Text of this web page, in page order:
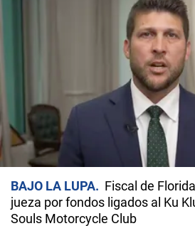
BAJO LA LUPA
Fiscal de
jueza por fondos ligados al Ku
Souls Motorcycle Club